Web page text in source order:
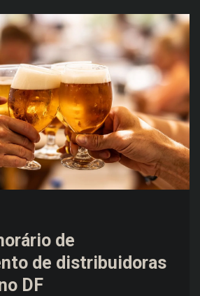
de
de distribuidoras
DF